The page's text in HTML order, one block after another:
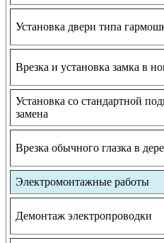
Установка двери типа
Врезка и установка замка в
Установка со стандартной
замена
Врезка обычного глазка в
Электромонтажные работы
Демонтаж электропроводки